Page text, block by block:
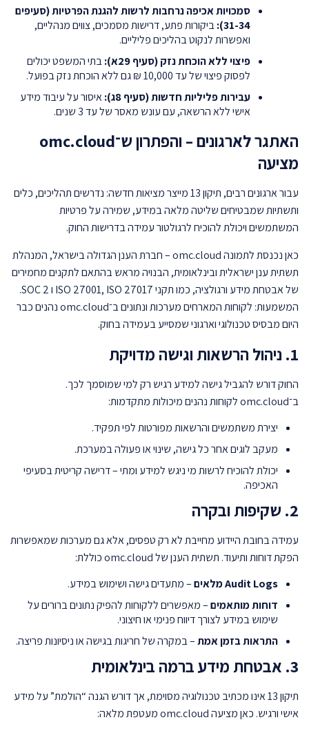
סמכויות אכיפה נרחבות לרשות להגנת הפרטיות (סעיפים
31-34):
ביקורות פתע, דרישות מסמכים, צווים מנהליים,
ואפשרות לנקוט בהליכים פליליים.
פיצוי ללא הוכחת נזק (סעיף 29א):
בתי המשפט יכולים
לפסוק פיצוי של עד 10,000 ₪ גם ללא הוכחת נזק בפועל.
עבירות פליליות חדשות (סעיף 8ג):
איסור על עיבוד מידע
אישי ללא הרשאה, עם עונש מאסר של עד 3 שנים.
האתגר לארגונים – והפתרון ש־omc.cloud
מציעה
עבור ארגונים רבים, תיקון 13 מייצר מציאות חדשה: נדרשים תהליכים, כלים
ותשתיות שמבטיחים שליטה מלאה במידע, שמירה על פרטיות
המשתמשים ויכולת להוכיח לרגולטור עמידה בדרישות החוק.
כאן נכנסת לתמונהomc.cloud– חברת הענן הגדולה בישראל, המנהלת
תשתית ענן ישראלית ובינלאומית, הבנויה מראש בהתאם לתקנים מחמירים
של אבטחת מידע ורגולציה, כמו תקני ISO 27001, ISO 27017 ו SOC 2.
המשמעות: לקוחות המארחים מערכות ונתונים ב־omc.cloud נהנים כבר
היום מבסיס טכנולוגי וארגוני שמסייע בעמידה בחוק.
1. ניהול הרשאות וגישה מדויקת
החוק דורש להגביל גישה למידע רגיש רק למי שמוסמך לכך.
ב־omc.cloud לקוחות נהנים מיכולות מתקדמות:
יצירת משתמשים והרשאות מפורטות לפי תפקיד.
מעקב לוגים אחר כל גישה, שינוי או פעולה במערכת.
יכולת להוכיח לרשות מי ניגש למידע ומתי – דרישה קריטית בסעיפי
האכיפה.
2. שקיפות ובקרה
עמידה בחובת היידוע מחייבת לא רק טפסים, אלא גם מערכות שמאפשרות
הפקת דוחות ותיעוד. תשתית הענן של omc.cloud כוללת:
Audit Logs מלאים
– מתעדים גישה ושימוש במידע.
דוחות מותאמים– מאפשרים ללקוחות להפיק נתונים ברורים על
שימוש במידע לצורך דיווח פנימי או חיצוני.
התראות בזמן אמת– במקרה של חריגות בגישה או ניסיונות פריצה.
3. אבטחת מידע ברמה בינלאומית
תיקון 13 אינו מכתיב טכנולוגיה מסוימת, אך דורש הגנה “הולמת” על מידע
אישי ורגיש. כאן מציעה omc.cloud מעטפת מלאה: